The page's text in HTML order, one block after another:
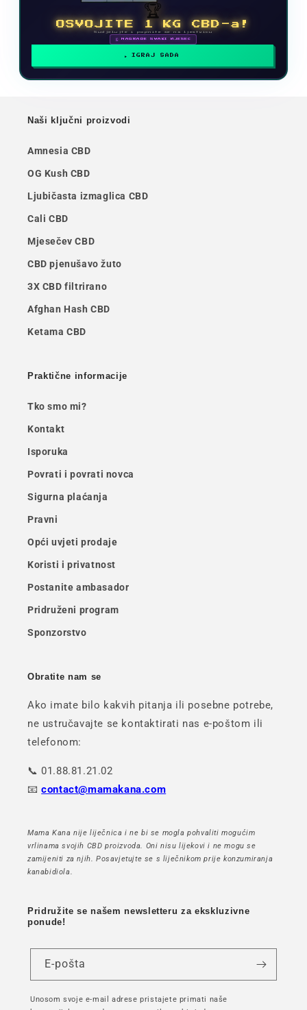
🏆
OSVOJITE 1 KG CBD-a!
Sudjelujte i popnite se na ljestvicu
🗓 NAGRADE SVAKI MJESEC
IGRAJ SADA
Naši ključni proizvodi
Amnesia CBD
OG Kush CBD
Ljubičasta izmaglica CBD
Cali CBD
Mjesečev CBD
CBD pjenušavo žuto
3X CBD filtrirano
Afghan Hash CBD
Ketama CBD
Praktične informacije
Tko smo mi?
Kontakt
Isporuka
Povrati i povrati novca
Sigurna plaćanja
Pravni
Opći uvjeti prodaje
Koristi i privatnost
Postanite ambasador
Pridruženi program
Sponzorstvo
Obratite nam se
Ako imate bilo kakvih pitanja ili posebne potrebe,
ne ustručavajte se kontaktirati nas e-poštom ili
telefonom:
📞 01.88.81.21.02
📧contact@mamakana.com
Mama Kana nije liječnica i ne bi se mogla pohvaliti mogućim
vrlinama svojih CBD proizvoda. Oni nisu lijekovi i ne mogu se
zamijeniti za njih. Posavjetujte se s liječnikom prije konzumiranja
kanabidiola.
Pridružite se našem newsletteru za ekskluzivne
ponude!
E-pošta
Unosom svoje e-mail adrese pristajete primati naše